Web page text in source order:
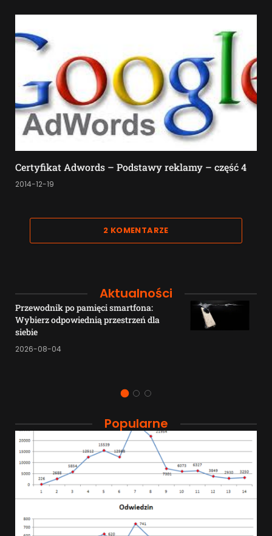
Certyfikat Adwords – Podstawy reklamy – część 4
2014-12-19
2 KOMENTARZE
Aktualności
Przewodnik po pamięci smartfona:
Wybierz odpowiednią przestrzeń dla
siebie
2026-08-04
Popularne